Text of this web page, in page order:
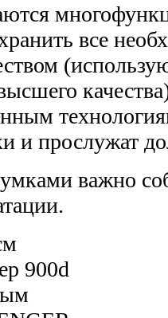
все
и прослужат
важно
900d